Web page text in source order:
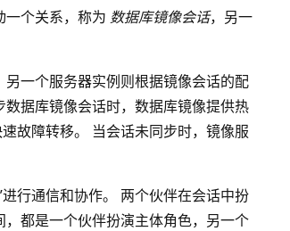
一个关系，称为 数据库镜像会话，另一
一个服务器实例则根据镜像会话的配
据库镜像会话时，数据库镜像提供热
故障转移。 当会话未同步时，镜像服
行通信和协作。 两个伙伴在会话中扮
，都是一个伙伴扮演主体角色，另一个